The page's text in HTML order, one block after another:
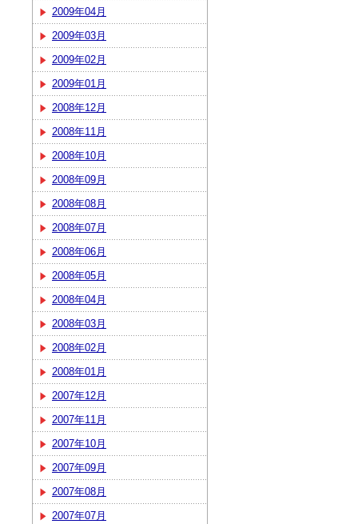
2009年04月
2009年03月
2009年02月
2009年01月
2008年12月
2008年11月
2008年10月
2008年09月
2008年08月
2008年07月
2008年06月
2008年05月
2008年04月
2008年03月
2008年02月
2008年01月
2007年12月
2007年11月
2007年10月
2007年09月
2007年08月
2007年07月